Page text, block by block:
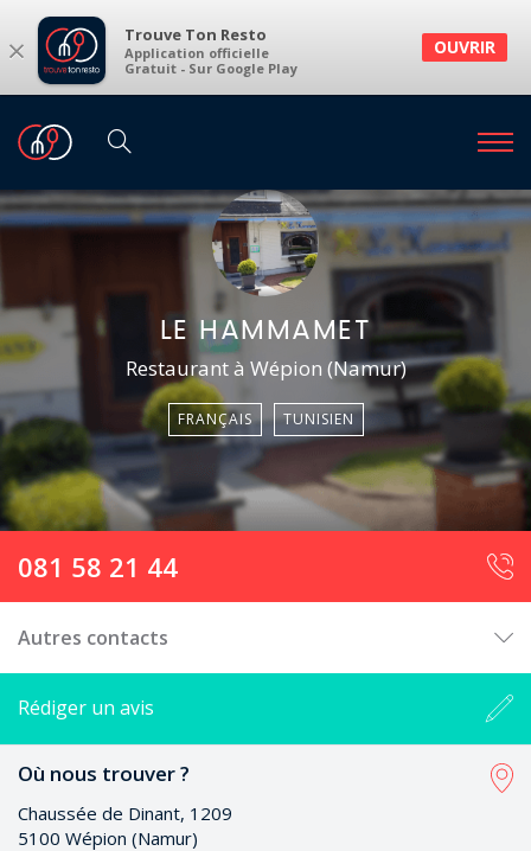
× Trouve Ton Resto
Application officielle
Gratuit - Sur Google Play
OUVRIR
LE HAMMAMET
Restaurant à Wépion (Namur)
FRANÇAIS TUNISIEN
081 58 21 44
Autres contacts
Rédiger un avis
Où nous trouver ?
Chaussée de Dinant, 1209
5100 Wépion (Namur)